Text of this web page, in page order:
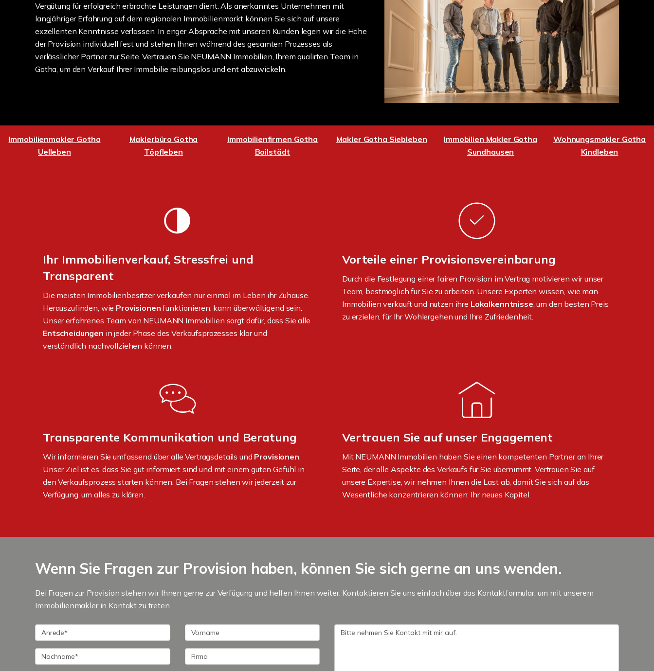
Vergütung für erfolgreich erbrachte Leistungen dient. Als anerkanntes Unternehmen mit
langjähriger Erfahrung auf dem regionalen Immobilienmarkt können Sie sich auf unsere
exzellenten Kenntnisse verlassen. In enger Absprache mit unseren Kunden legen wir die Höhe
der Provision individuell fest und stehen Ihnen während des gesamten Prozesses als
verlässlicher Partner zur Seite. Vertrauen Sie NEUMANN Immobilien, Ihrem qualirten Team in
Gotha, um den Verkauf Ihrer Immobilie reibungslos und ent abzuwickeln.
Immobilienmakler Gotha
Uelleben
Maklerbüro Gotha
Töpfleben
Immobilienfirmen Gotha
Boilstädt
Makler Gotha Siebleben
Immobilien Makler Gotha
Sundhausen
Wohnungsmakler Gotha
Kindleben
Ihr Immobilienverkauf, Stressfrei und
Transparent
Die meisten Immobilienbesitzer verkaufen nur einmal im Leben ihr Zuhause.
Herauszufinden, wie Provisionen funktionieren, kann überwältigend sein.
Unser erfahrenes Team von NEUMANN Immobilien sorgt dafür, dass Sie alle
Entscheidungen in jeder Phase des Verkaufsprozesses klar und
verständlich nachvollziehen können.
Vorteile einer Provisionsvereinbarung
Durch die Festlegung einer fairen Provision im Vertrag motivieren wir unser
Team, bestmöglich für Sie zu arbeiten. Unsere Experten wissen, wie man
Immobilien verkauft und nutzen ihre Lokalkenntnisse , um den besten Preis
zu erzielen, für Ihr Wohlergehen und Ihre Zufriedenheit.
Transparente Kommunikation und Beratung
Wir informieren Sie umfassend über alle Vertragsdetails und Provisionen
Unser Ziel ist es, dass Sie gut informiert sind und mit einem guten Gefühl in
den Verkaufsprozess starten können. Bei Fragen stehen wir jederzeit zur
Verfügung, um alles zu klären.
Vertrauen Sie auf unser Engagement
Mit NEUMANN Immobilien haben Sie einen kompetenten Partner an Ihrer
Seite, der alle Aspekte des Verkaufs für Sie übernimmt. Vertrauen Sie auf
unsere Expertise, wir nehmen Ihnen die Last ab, damit Sie sich auf das
Wesentliche konzentrieren können: Ihr neues Kapitel.
Wenn Sie Fragen zur Provision haben, können Sie sich gerne an uns wenden.
Bei Fragen zur Provision stehen wir Ihnen gerne zur Verfügung und helfen Ihnen weiter. Kontaktieren Sie uns einfach über das Kontaktformular, um mit unserem
Immobilienmakler in Kontakt zu treten.